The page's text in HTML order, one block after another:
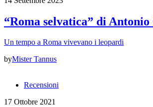
“Roma selvatica” di Antonio
Un tempo a Roma vivevano i leopardi
byMister Tannus
Recensioni
17 Ottobre 2021